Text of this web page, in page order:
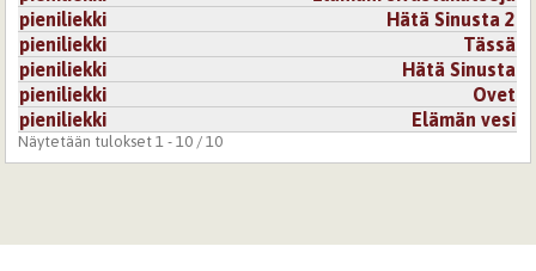
pieniliekki
Hätä Sinusta 2
pieniliekki
Tässä
pieniliekki
Hätä Sinusta
pieniliekki
Ovet
pieniliekki
Elämän vesi
Näytetään tulokset 1 - 10 / 10